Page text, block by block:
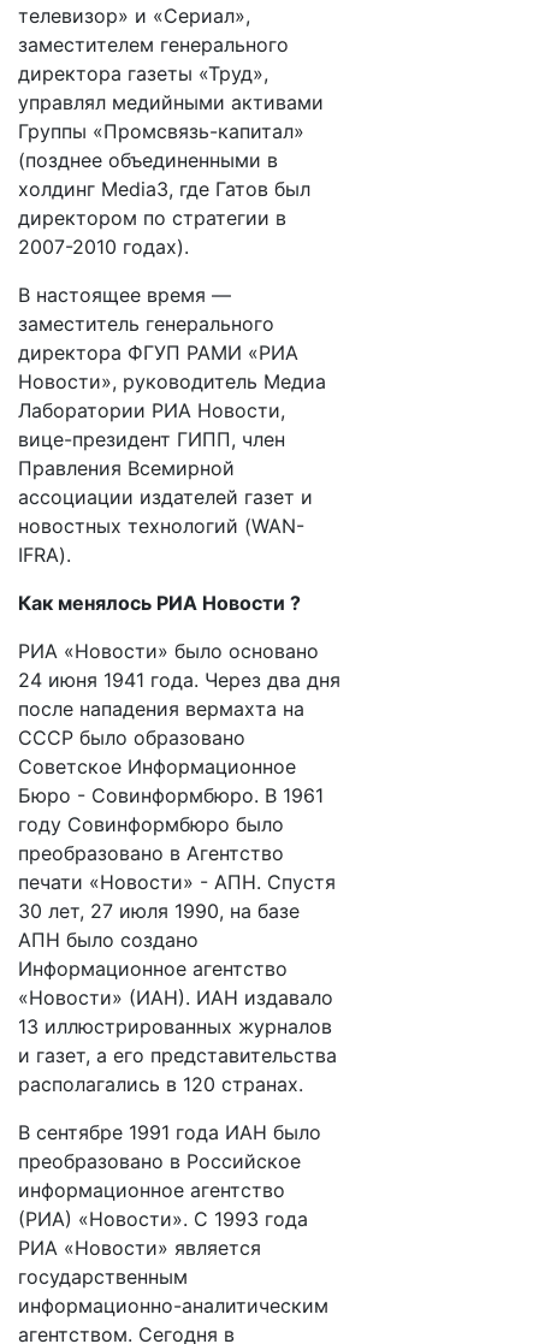
телевизор» и «Сериал»,
заместителем генерального
директора газеты «Труд»,
управлял медийными активами
Группы «Промсвязь-капитал»
(позднее объединенными в
холдинг Media3, где Гатов был
директором по стратегии в
2007-2010 годах).
В настоящее время —
заместитель генерального
директора ФГУП РАМИ «РИА
Новости», руководитель Медиа
Лаборатории РИА Новости,
вице-президент ГИПП, член
Правления Всемирной
ассоциации издателей газет и
новостных технологий (WAN-
IFRA).
Как менялось РИА Новости ?
РИА «Новости» было основано
24 июня 1941 года. Через два дня
после нападения вермахта на
СССР было образовано
Советское Информационное
Бюро - Совинформбюро. В 1961
году Совинформбюро было
преобразовано в Агентство
печати «Новости» - АПН. Спустя
30 лет, 27 июля 1990, на базе
АПН было создано
Информационное агентство
«Новости» (ИАН). ИАН издавало
13 иллюстрированных журналов
и газет, а его представительства
располагались в 120 странах.
В сентябре 1991 года ИАН было
преобразовано в Российское
информационное агентство
(РИА) «Новости». С 1993 года
РИА «Новости» является
государственным
информационно-аналитическим
агентством. Сегодня в